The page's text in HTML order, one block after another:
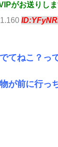
がお送りし
てねこ？っ
が前に行っ